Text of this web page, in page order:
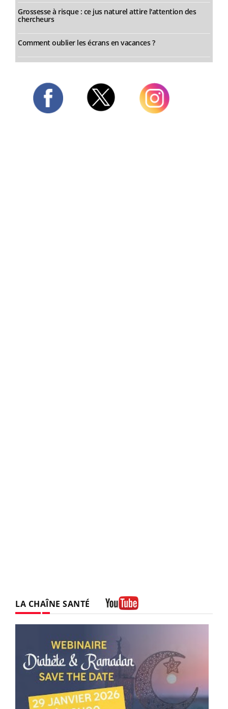
Grossesse à risque : ce jus naturel attire l'attention des
chercheurs
Comment oublier les écrans en vacances ?
LA CHAÎNE SANTÉ